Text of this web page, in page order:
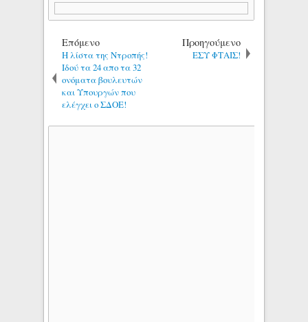
Επόμενο
Η λίστα της Ντροπής!
Ιδού τα 24 απο τα 32
ονόματα βουλευτών
και Υπουργών που
ελέγχει ο ΣΔΟΕ!
Προηγούμενο
ΕΣΥ ΦΤΑΙΣ!